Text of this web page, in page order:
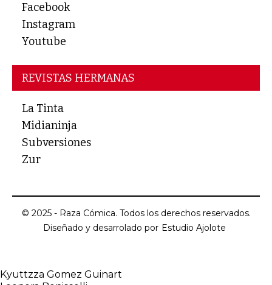
Facebook
Instagram
Youtube
REVISTAS HERMANAS
La Tinta
Midianinja
Subversiones
Zur
© 2025 - Raza Cómica. Todos los derechos reservados.
Diseñado y desarrolado por Estudio Ajolote
Kyuttzza Gomez Guinart